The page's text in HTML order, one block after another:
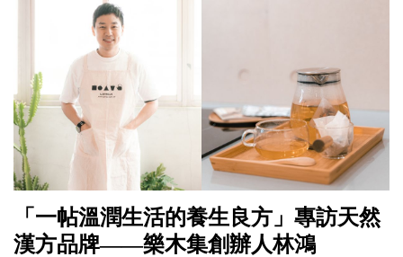
「一帖溫潤生活的養生良方」專訪天然
漢方品牌——樂木集創辦人林鴻